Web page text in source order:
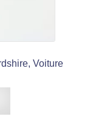
Voiture